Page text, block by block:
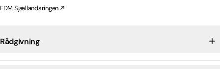
FDM Sjællandsringen
Rådgivning